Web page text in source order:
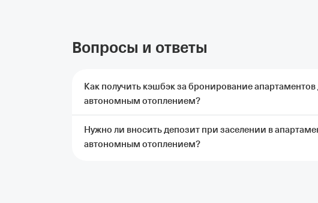
Вопросы и ответы
Как получить кэшбэк за бронирование
автономным отоплением?
Чтобы получить кэшбэк, нужно забронировать
автономным отоплением через Т‑Путешествия и
Нужно ли вносить депозит при заселении в
автономным отоплением?